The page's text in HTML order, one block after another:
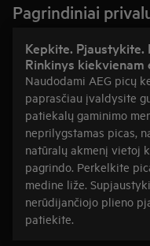
Pagrindiniai
Kepkite. Pjaustykite.
Rinkinys kiekvienam
Naudodami AEG picų
paprasčiau įvaldysite
patiekalų gaminimo
neprilygstamas picas,
natūralų akmenį vietoj
pagrindo. Perkelkite
medine liže.
nerūdijančiojo plieno
patiekite.